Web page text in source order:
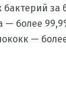
бактерий за
более
—